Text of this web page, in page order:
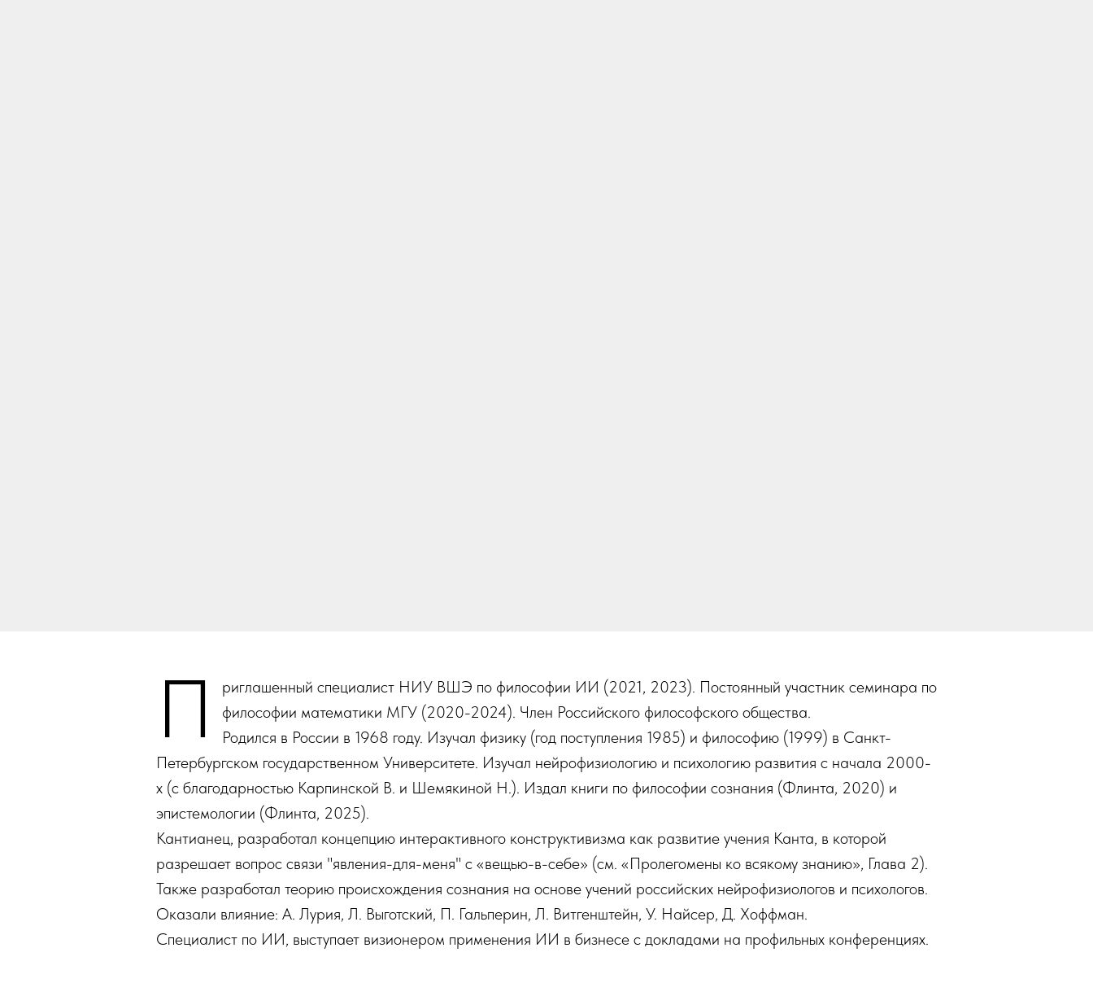
П
риглашенный специалист НИУ ВШЭ по философии ИИ (2021, 2023). Постоянный участник семинара по
философии математики МГУ (2020-2024). Член Российского философского общества.
Родился в России в 1968 году. Изучал физику (год поступления 1985) и философию (1999) в Санкт-
Петербургском государственном Университете. Изучал нейрофизиологию и психологию развития с начала 2000-
х (с благодарностью Карпинской В. и Шемякиной Н.). Издал книги по философии сознания (Флинта, 2020) и
эпистемологии (Флинта, 2025).
Кантианец, разработал концепцию интерактивного конструктивизма как развитие учения Канта, в которой
разрешает вопрос связи "явления-для-меня" с «вещью-в-себе» (см. «Пролегомены ко всякому знанию», Глава 2).
Также разработал теорию происхождения сознания на основе учений российских нейрофизиологов и психологов.
Оказали влияние: А. Лурия, Л. Выготский, П. Гальперин, Л. Витгенштейн, У. Найсер, Д. Хоффман.
Специалист по ИИ, выступает визионером применения ИИ в бизнесе с докладами на профильных конференциях.